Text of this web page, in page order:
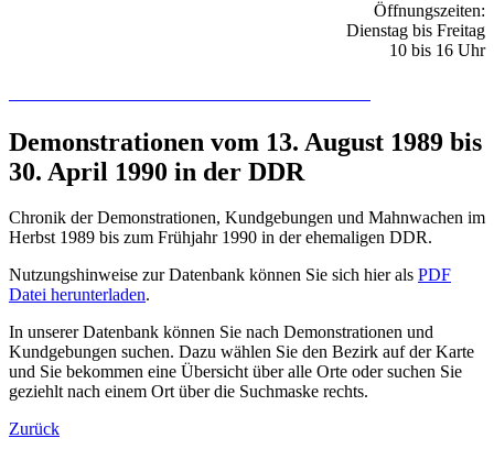
Öffnungszeiten:
Dienstag bis Freitag
10 bis 16 Uhr
Demonstrationen vom 13. August 1989 bis
30. April 1990 in der DDR
Chronik der Demonstrationen, Kundgebungen und Mahnwachen im
Herbst 1989 bis zum Frühjahr 1990 in der ehemaligen DDR.
Nutzungshinweise zur Datenbank können Sie sich hier als PDF
Datei herunterladen.
In unserer Datenbank können Sie nach Demonstrationen und
Kundgebungen suchen. Dazu wählen Sie den Bezirk auf der Karte
und Sie bekommen eine Übersicht über alle Orte oder suchen Sie
geziehlt nach einem Ort über die Suchmaske rechts.
Zurück